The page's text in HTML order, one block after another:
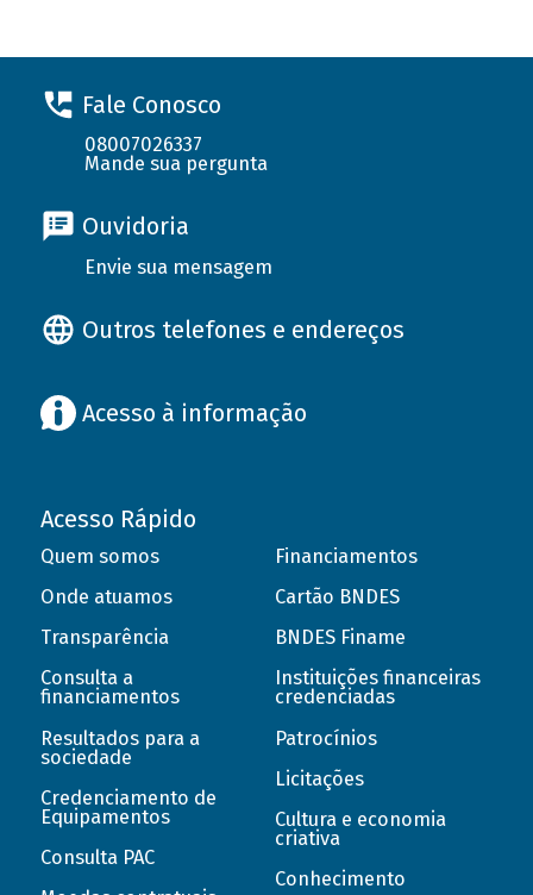
Fale Conosco
08007026337
Mande sua pergunta
Ouvidoria
Envie sua mensagem
Outros telefones e endereços
Acesso à informação
Acesso Rápido
Quem somos
Onde atuamos
Transparência
Consulta a
financiamentos
Resultados para a
sociedade
Credenciamento de
Equipamentos
Consulta PAC
Financiamentos
Cartão BNDES
BNDES Finame
Instituições financeiras
credenciadas
Patrocínios
Licitações
Cultura e economia
criativa
Conhecimento